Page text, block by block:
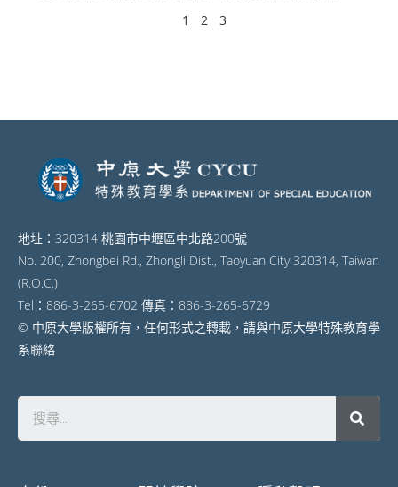
1 2 3
地址：320314 桃園市中壢區中北路200號
No. 200, Zhongbei Rd., Zhongli Dist., Taoyuan City 320314, Taiwan
(R.O.C.)
Tel：886-3-265-6702 傳真：886-3-265-6729
© 中原大學版權所有，任何形式之轉載，請與中原大學特殊教育學
系聯絡